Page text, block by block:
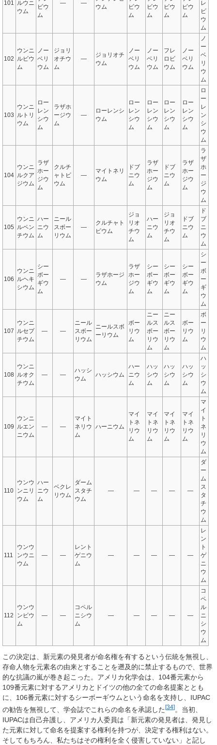
101 ルウニ
ウム
ビウ
ム
— —
ウム
ビウ
ム
ビウ
ム
ビウ
ム
ビウ
ム
レ
ビ
ウ
ム
102
ウンニ
ルビウ
ム
ノー
ベリ
ウム
ジョリ
オチウ
ム
—
ジョリオチ
ウム
ノー
ベリ
ウム
ノー
ベリ
ウム
フレ
ロビ
ウム
ノー
ベリ
ウム
ノ
ー
ベ
リ
ウ
ム
103
ウンニ
ルトリ
ウム
ロー
レン
シウ
ム
ラザホ
ージウ
ム
—
ローレンシ
ウム
ロー
レン
シウ
ム
ロー
レン
シウ
ム
ロー
レン
シウ
ム
ロー
レン
シウ
ム
ロ
ー
レ
ン
シ
ウ
ム
104
ウンニ
ルクア
ジウム
ラザ
ホー
ジウ
ム
クルチ
ャトビ
ウム
—
マイトネリ
ウム
ドブ
ニウ
ム
ラザ
ホー
ジウ
ム
ドブ
ニウ
ム
ラザ
ホー
ジウ
ム
ラ
ザ
ホ
ー
ジ
ウ
ム
105
ウンニ
ルペン
チウム
ハー
ニウ
ム
ニール
スボー
リウム
—
クルチャト
ビウム
ジョ
リオ
チウ
ム
ハー
ニウ
ム
ジョ
リオ
チウ
ム
ドブ
ニウ
ム
ド
ブ
ニ
ウ
ム
106
ウンニ
ルヘキ
シウム
シー
ボー
ギウ
ム
— —
ラザホージ
ウム
ラザ
ホー
ジウ
ム
シー
ボー
ギウ
ム
シー
ボー
ギウ
ム
シー
ボー
ギウ
ム
シ
ー
ボ
ー
ギ
ウ
ム
107
ウンニ
ルセプ
チウム
— —
ニール
スボー
リウム
ニールスボ
ーリウム
ボー
リウ
ム
ニー
ルス
ボー
リウ
ム
ニー
ルス
ボー
リウ
ム
ボー
リウ
ム
ボ
ー
リ
ウ
ム
108
ウンニ
ルオク
チウム
— —
ハッシ
ウム
ハッシウム
ハー
ニウ
ム
ハッ
シウ
ム
ハッ
シウ
ム
ハッ
シウ
ム
ハ
ッ
シ
ウ
ム
109
ウンニ
ルエン
ニウム
— —
マイト
ネリウ
ム
ハーニウム
マイ
トネ
リウ
ム
マイ
トネ
リウ
ム
マイ
トネ
リウ
ム
マイ
トネ
リウ
ム
マ
イ
ト
ネ
リ
ウ
ム
110
ウンウ
ンニリ
ウム
ハー
ニウ
ム
ベクレ
リウム
ダーム
スタチ
ウム
— — — — —
ダ
ー
ム
ス
タ
チ
ウ
ム
111
ウンウ
ンウニ
ウム
— —
レント
ゲニウ
ム
— — — — —
レ
ン
ト
ゲ
ニ
ウ
ム
112
ウンウ
ンビウ
ム
— —
コペル
ニシウ
ム
— — — — —
コ
ペ
ル
ニ
シ
ウ
ム
この決定は、新元素の発見者が命名権を有するという伝統を無視し、
存命人物を元素名の由来とすることを遡及的に禁止するもので、世界
的な抗議の嵐が巻き起こった。アメリカ化学会は、104番元素から
109番元素に対するアメリカとドイツの他の全ての命名提案ととも
に、106番元素に対するシーボーギウムという命名を支持し、IUPAC
の勧告を無視して、学会誌でこれらの命名を承認した[34]。当初、
IUPACは自己弁護し、アメリカ人委員は「新元素の発見者は、発見し
た元素に対して命名を提案する権利を持つが、決定する権利はない。
そしてもちろん、私たちはその権利を全く侵害していない」と記し